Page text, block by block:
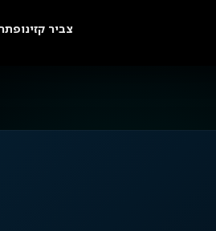
צביר קזינו